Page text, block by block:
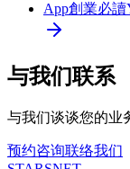
App創業必讀
与我们联系
与我们谈谈您的业
预约咨询联络我们